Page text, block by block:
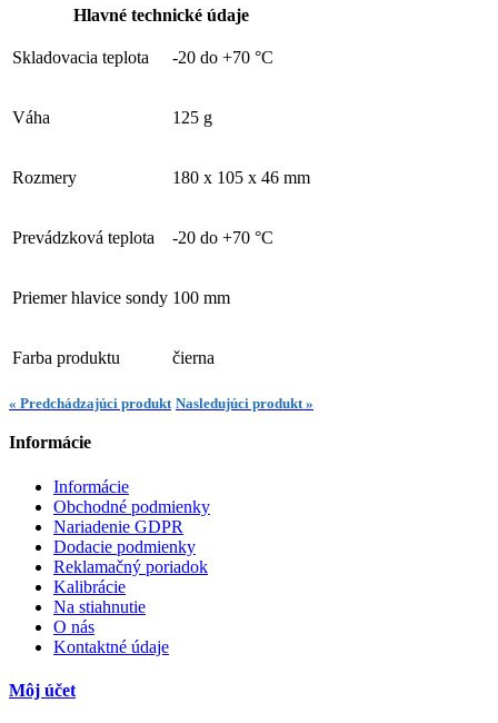
Hlavné technické údaje
Skladovacia teplota -20 do +70 °C
Váha 125 g
Rozmery 180 x 105 x 46 mm
Prevádzková teplota -20 do +70 °C
Priemer hlavice sondy 100 mm
Farba produktu čierna
« Predchádzajúci produkt Nasledujúci produkt »
Informácie
Informácie
Obchodné podmienky
Nariadenie GDPR
Dodacie podmienky
Reklamačný poriadok
Kalibrácie
Na stiahnutie
O nás
Kontaktné údaje
Môj účet